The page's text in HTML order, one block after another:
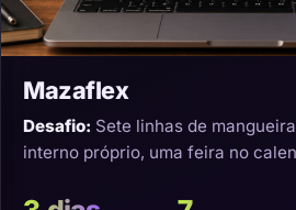
Mazaflex
Desafio: Sete linhas de
interno próprio, uma feira no